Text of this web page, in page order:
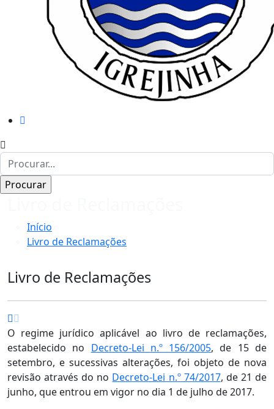
Início
Livro de Reclamações
Livro de Reclamações
O regime jurídico aplicável ao livro de reclamações,
estabelecido no Decreto-Lei n.º 156/2005, de 15 de
setembro, e sucessivas alterações, foi objeto de nova
revisão através do no Decreto-Lei n.º 74/2017, de 21 de
junho, que entrou em vigor no dia 1 de julho de 2017.